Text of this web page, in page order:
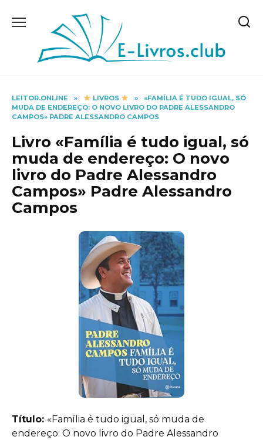
LEITOR.ONLINE » LIVROS »
«FAMÍLIA É TUDO IGUAL, SÓ
MUDA DE ENDEREÇO: O NOVO LIVRO DO PADRE ALESSANDRO
CAMPOS» PADRE ALESSANDRO CAMPOS
Livro «Família é tudo igual, só
muda de endereço: O novo
livro do Padre Alessandro
Campos» Padre Alessandro
Campos
Título: «Família é tudo igual, só muda de
endereço: O novo livro do Padre Alessandro